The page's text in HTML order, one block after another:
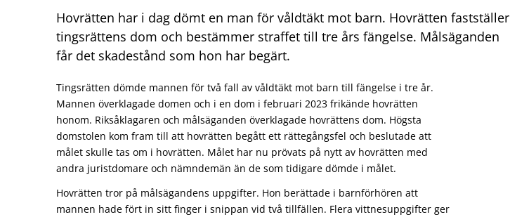
Hovrätten har i dag dömt en man för våldtäkt mot barn. Hovrätten fastställer
tingsrättens dom och bestämmer straffet till tre års fängelse. Målsäganden
får det skadestånd som hon har begärt.
Tingsrätten dömde mannen för två fall av våldtäkt mot barn till fängelse i tre år.
Mannen överklagade domen och i en dom i februari 2023 frikände hovrätten
honom. Riksåklagaren och målsäganden överklagade hovrättens dom. Högsta
domstolen kom fram till att hovrätten begått ett rättegångsfel och beslutade att
målet skulle tas om i hovrätten. Målet har nu prövats på nytt av hovrätten med
andra juristdomare och nämndemän än de som tidigare dömde i målet.
Hovrätten tror på målsägandens uppgifter. Hon berättade i barnförhören att
mannen hade fört in sitt finger i snippan vid två tillfällen. Flera vittnesuppgifter ger